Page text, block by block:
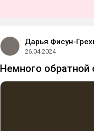
Дарья Фисун-
26.04.2024
Немного обратной